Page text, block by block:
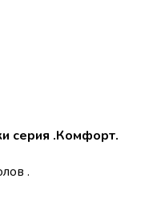
серия .Комфорт.
.